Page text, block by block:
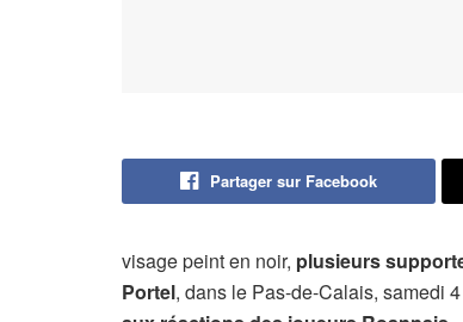
Partager sur Facebook
visage peint en noir, plusieurs
Portel, dans le Pas-de-Calais, samedi